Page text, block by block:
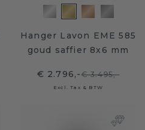
Hanger Lavon EME 585
goud saffier 8x6 mm
€ 2.796,-€ 3.495,-
Excl. Tax & BTW